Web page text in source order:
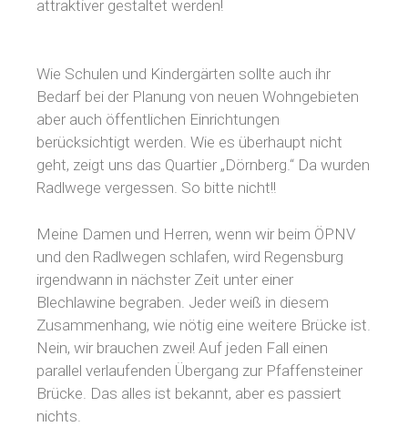
attraktiver gestaltet werden!
Wie Schulen und Kindergärten sollte auch ihr
Bedarf bei der Planung von neuen Wohngebieten
aber auch öffentlichen Einrichtungen
berücksichtigt werden. Wie es überhaupt nicht
geht, zeigt uns das Quartier „Dörnberg.“ Da wurden
Radlwege vergessen. So bitte nicht!!
Meine Damen und Herren, wenn wir beim ÖPNV
und den Radlwegen schlafen, wird Regensburg
irgendwann in nächster Zeit unter einer
Blechlawine begraben. Jeder weiß in diesem
Zusammenhang, wie nötig eine weitere Brücke ist.
Nein, wir brauchen zwei! Auf jeden Fall einen
parallel verlaufenden Übergang zur Pfaffensteiner
Brücke. Das alles ist bekannt, aber es passiert
nichts.